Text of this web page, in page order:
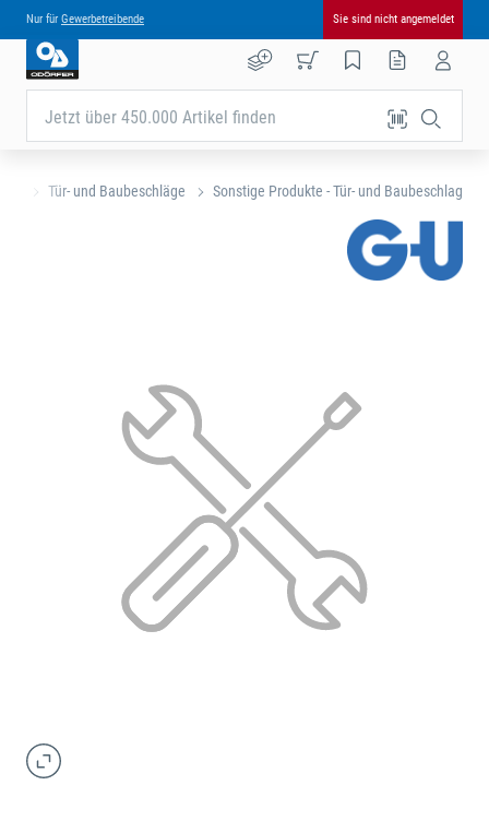
Nur für Gewerbetreibende Sie sind nicht angemeldet
Jetzt über 450.000 Artikel finden
Tür- und Baubeschläge Sonstige Produkte - Tür- und Baubeschlag